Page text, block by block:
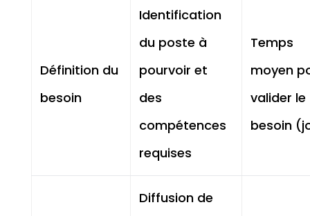
Définition du
besoin
Identification
du poste à
pourvoir et
des
compétences
requises
Temps
moyen
valider le
besoin
Diffusion de